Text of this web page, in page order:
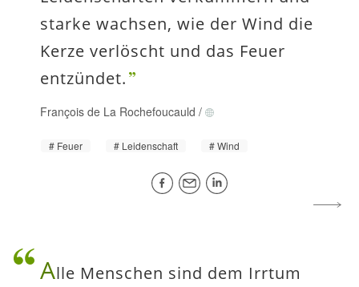
starke wachsen, wie der Wind die
Kerze verlöscht und das Feuer
entzündet.
François de La Rochefoucauld /
Feuer Leidenschaft Wind
Alle Menschen sind dem Irrtum